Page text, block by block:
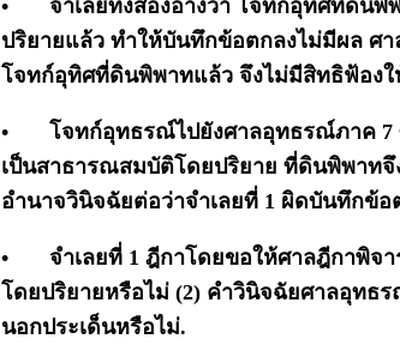
•
จำเลยทั้งสองอ้างว่า โจทก์อุทิศที่ดิน
ปริยายแล้ว ทำให้บันทึกข้อตกลงไม่มีผล ศ
โจทก์อุทิศที่ดินพิพาทแล้ว จึงไม่มีสิทธิฟ้อง
•
โจทก์อุทธรณ์ไปยังศาลอุทธรณ์ภาค
เป็นสาธารณสมบัติโดยปริยาย ที่ดินพิพาท
อำนาจวินิจฉัยต่อว่าจำเลยที่ 1 ผิดบันทึกข้อ
•
จำเลยที่ 1 ฎีกาโดยขอให้ศาลฎีกาพิ
โดยปริยายหรือไม่ (2) คำวินิจฉัยศาลอุทธ
นอกประเด็นหรือไม่.